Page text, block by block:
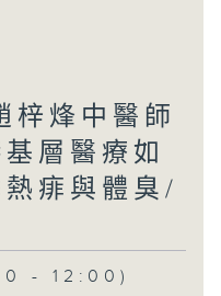
梓烽中醫師
層醫療如
痱與體臭/
- 12:00)